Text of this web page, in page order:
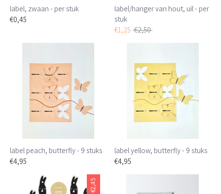
label, zwaan - per stuk
€0,45
label/hanger van hout, uil - per
stuk
€1,25 Normale
€2,50
label peach, butterfly - 9 stuks
€4,95
label yellow, butterfly - 9 stuks
€4,95
€2,45